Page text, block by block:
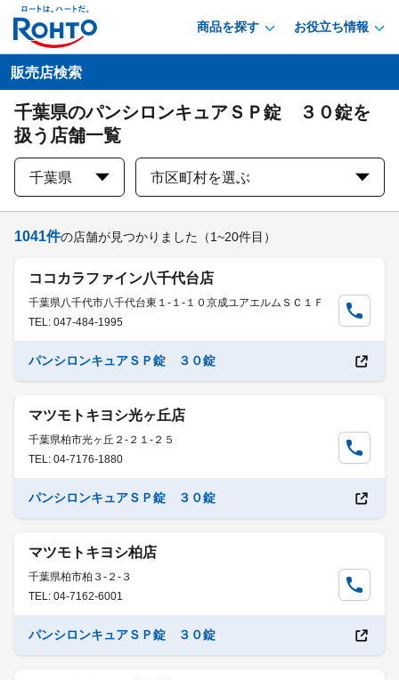
商品を探す お役立ち情報
販売店検索
千葉県のパンシロンキュアＳＰ錠 ３０錠を
扱う店舗一覧
千葉県 市区町村を選ぶ
1041件の店舗が見つかりました （1~20件目）
ココカラファイン八千代台店
千葉県八千代市八千代台東１-１-１０京成ユアエルムＳＣ１Ｆ
TEL: 047-484-1995
パンシロンキュアＳＰ錠 ３０錠
マツモトキヨシ光ヶ丘店
千葉県柏市光ヶ丘２-２１-２５
TEL: 04-7176-1880
パンシロンキュアＳＰ錠 ３０錠
マツモトキヨシ柏店
千葉県柏市柏３-２-３
TEL: 04-7162-6001
パンシロンキュアＳＰ錠 ３０錠